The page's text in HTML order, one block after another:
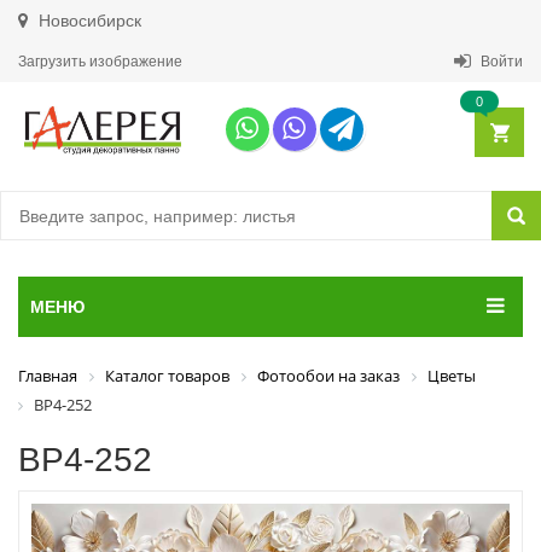
Новосибирск
Загрузить изображение Войти
0
МЕНЮ
Главная Каталог товаров Фотообои на заказ
Цветы
ВР4-252
ВР4-252